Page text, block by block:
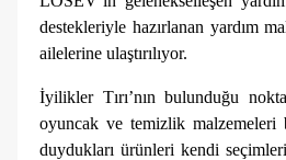
destekleriyle hazırlanan yardım
ailelerine ulaştırılıyor.
İyilikler Tırı’nın bulunduğu
oyuncak ve temizlik malzemeleri
duydukları ürünleri kendi